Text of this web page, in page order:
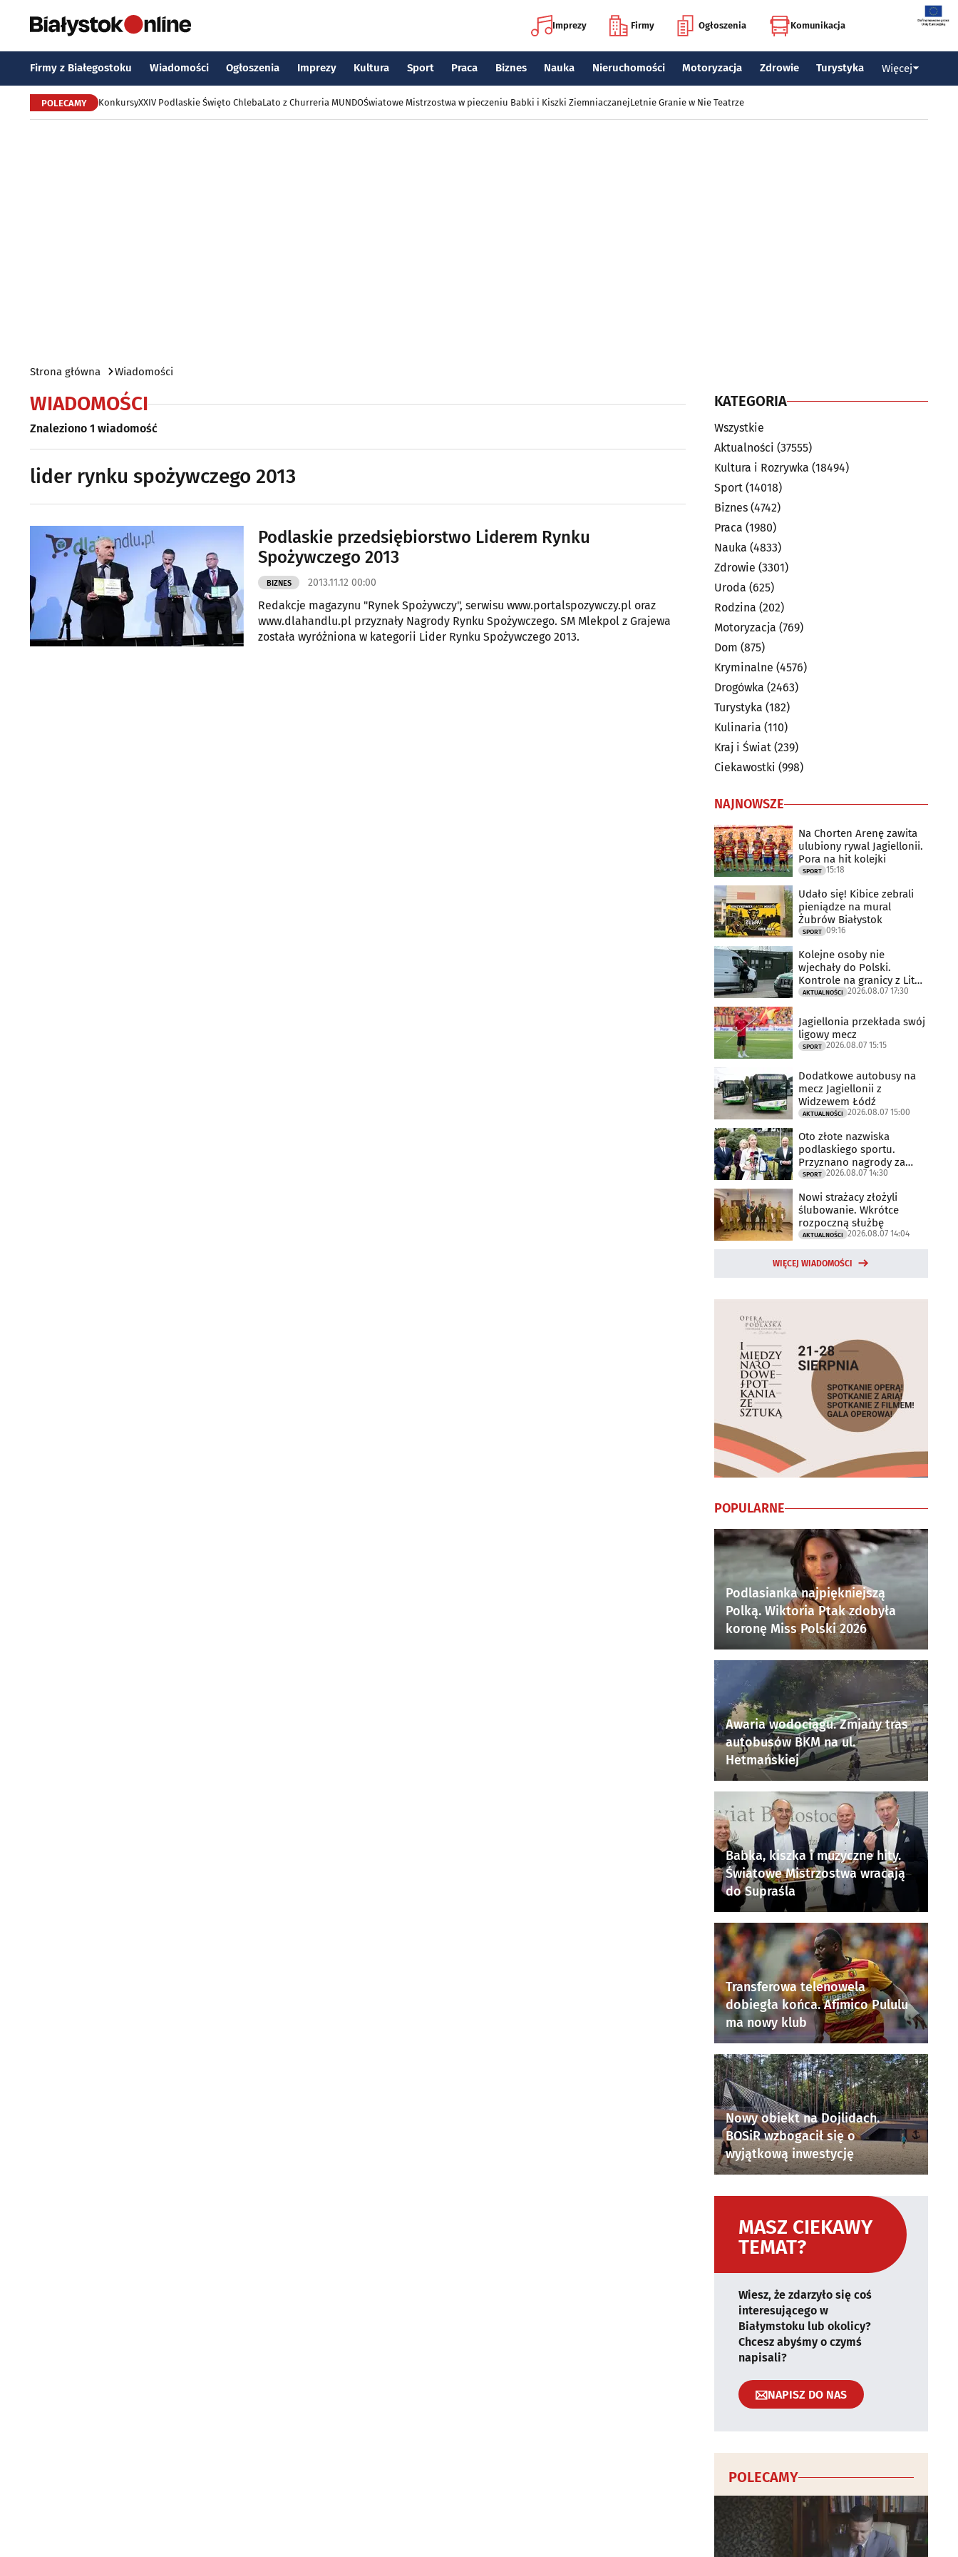
Imprezy Firmy Ogłoszenia Komunikacja
Firmy z Białegostoku Wiadomości Ogłoszenia Imprezy Kultura Sport Praca Biznes Nauka Nieruchomości Motoryzacja Zdrowie Turystyka Więcej
POLECAMY KonkursyXXIV Podlaskie Święto ChlebaLato z Churreria MUNDOŚwiatowe Mistrzostwa w pieczeniu Babki i Kiszki ZiemniaczanejLetnie Granie w Nie Teatrze
Strona główna Wiadomości
WIADOMOŚCI
Znaleziono 1 wiadomość
lider rynku spożywczego 2013
Podlaskie przedsiębiorstwo Liderem Rynku
Spożywczego 2013
BIZNES 2013.11.12 00:00
Redakcje magazynu "Rynek Spożywczy", serwisu www.portalspozywczy.pl oraz
www.dlahandlu.pl przyznały Nagrody Rynku Spożywczego. SM Mlekpol z Grajewa
została wyróżniona w kategorii Lider Rynku Spożywczego 2013.
KATEGORIA
Wszystkie
Aktualności (37555)
Kultura i Rozrywka (18494)
Sport (14018)
Biznes (4742)
Praca (1980)
Nauka (4833)
Zdrowie (3301)
Uroda (625)
Rodzina (202)
Motoryzacja (769)
Dom (875)
Kryminalne (4576)
Drogówka (2463)
Turystyka (182)
Kulinaria (110)
Kraj i Świat (239)
Ciekawostki (998)
NAJNOWSZE
Na Chorten Arenę zawita
ulubiony rywal Jagiellonii.
Pora na hit kolejki
SPORT 15:18
Udało się! Kibice zebrali
pieniądze na mural
Żubrów Białystok
SPORT 09:16
Kolejne osoby nie
wjechały do Polski.
Kontrole na granicy z Litwą
trwają
AKTUALNOŚCI 2026.08.07 17:30
Jagiellonia przekłada swój
ligowy mecz
SPORT 2026.08.07 15:15
Dodatkowe autobusy na
mecz Jagiellonii z
Widzewem Łódź
AKTUALNOŚCI 2026.08.07 15:00
Oto złote nazwiska
podlaskiego sportu.
Przyznano nagrody za
2025 rok
SPORT 2026.08.07 14:30
Nowi strażacy złożyli
ślubowanie. Wkrótce
rozpoczną służbę
AKTUALNOŚCI 2026.08.07 14:04
WIĘCEJ WIADOMOŚCI
POPULARNE
Podlasianka najpiękniejszą
Polką. Wiktoria Ptak zdobyła
koronę Miss Polski 2026
Awaria wodociągu. Zmiany tras
autobusów BKM na ul.
Hetmańskiej
Babka, kiszka i muzyczne hity.
Światowe Mistrzostwa wracają
do Supraśla
Transferowa telenowela
dobiegła końca. Afimico Pululu
ma nowy klub
Nowy obiekt na Dojlidach.
BOSiR wzbogacił się o
wyjątkową inwestycję
MASZ CIEKAWY
TEMAT?
Wiesz, że zdarzyło się coś
interesującego w
Białymstoku lub okolicy?
Chcesz abyśmy o czymś
napisali?
NAPISZ DO NAS
POLECAMY